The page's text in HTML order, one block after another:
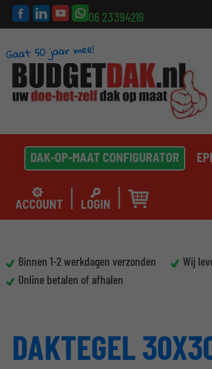
06 23394219
DAK-OP-MAAT CONFIGURATOR
ACCOUNT LOGIN
Binnen 1-2 werkdagen verzonden Wij
Online betalen of afhalen
DAKTEGEL